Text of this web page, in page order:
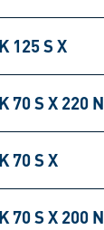
125 S X
70 S X 220 N
70 S X
70 S X 200 N